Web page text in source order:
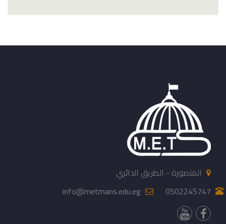
المنصورة - الطريق الدائري
0502245747
info@metmans.edu.eg